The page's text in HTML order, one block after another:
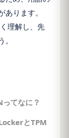
ります。
理解し、先
てなに？
とTPM